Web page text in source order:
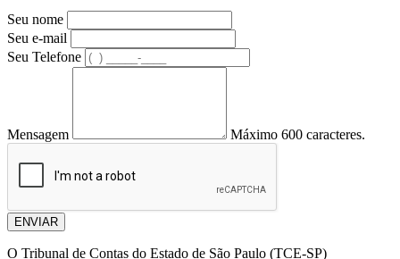
Seu nome
Seu e-mail
Seu Telefone
Mensagem Máximo 600 caracteres.
ENVIAR
O Tribunal de Contas do Estado de São Paulo (TCE-SP)